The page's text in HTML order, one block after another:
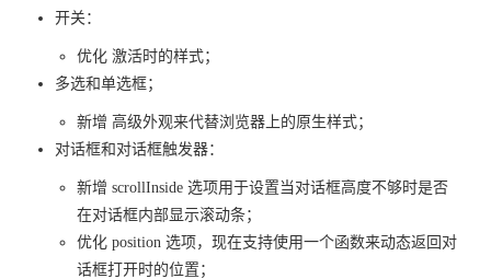
开关：
优化 激活时的样式；
多选和单选框；
新增 高级外观来代替浏览器上的原生样式；
对话框和对话框触发器：
新增 scrollInside 选项用于设置当对话框高度不够时是否
在对话框内部显示滚动条；
优化 position 选项，现在支持使用一个函数来动态返回对
话框打开时的位置；